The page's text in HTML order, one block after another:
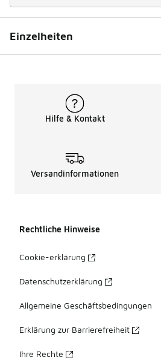
Einzelheiten
Hilfe & Kontakt
Versandinformationen
Rechtliche Hinweise
Cookie-erklärung
Datenschutzerklärung
Allgemeine Geschäftsbedingungen
Erklärung zur Barrierefreiheit
Ihre Rechte